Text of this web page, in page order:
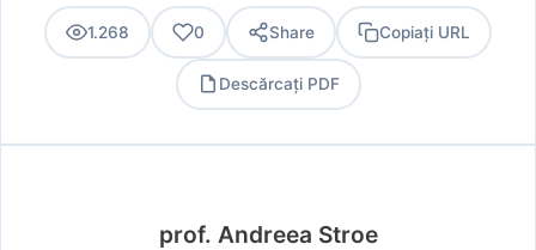
1.268 0 Share Copiați URL
Descărcați PDF
prof. Andreea Stroe